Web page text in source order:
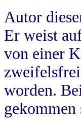
Autor
Er weist
von einer
worden.